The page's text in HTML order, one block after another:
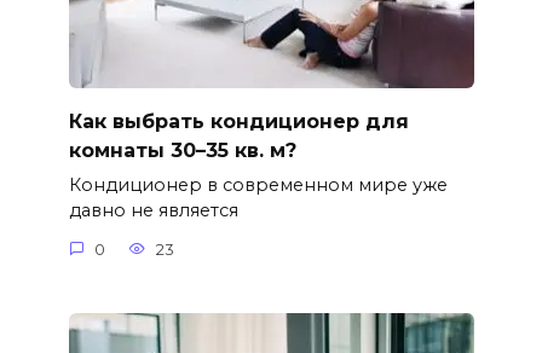
Как выбрать кондиционер для
комнаты 30–35 кв. м?
Кондиционер в современном мире уже
давно не является
0 23